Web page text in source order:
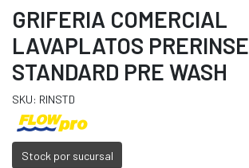
GRIFERIA COMERCIAL
LAVAPLATOS PRERINSE
STANDARD PRE WASH
SKU: RINSTD
Stock por sucursal